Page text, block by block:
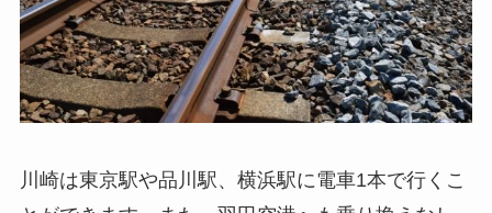
川崎は東京駅や品川駅、横浜駅に電車1本で行くこ